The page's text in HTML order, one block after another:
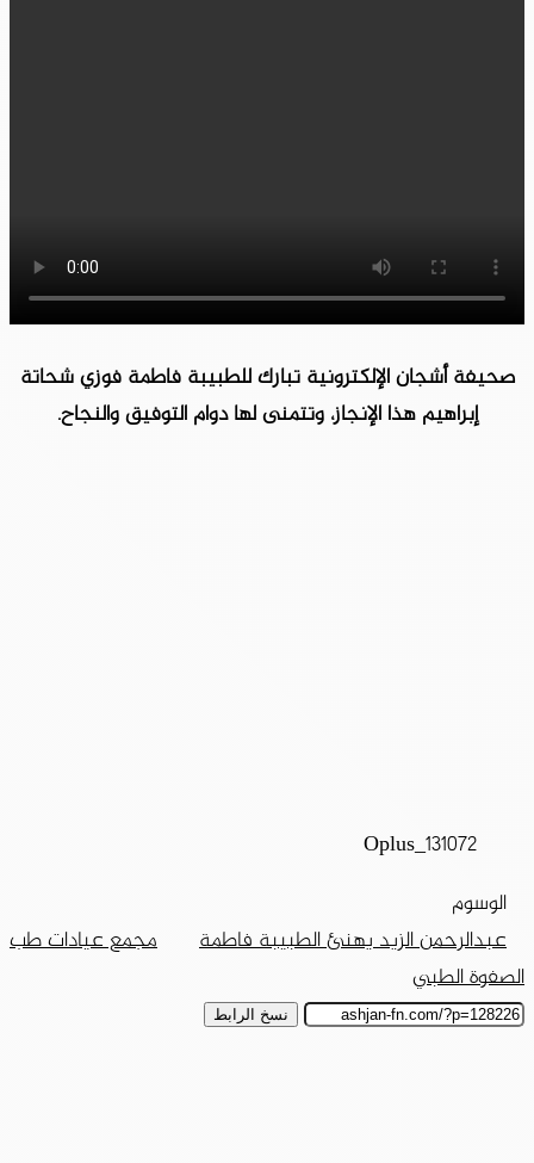
صحيفة أشجان الإلكترونية تبارك للطبيبة فاطمة فوزي شحاتة
إبراهيم هذا الإنجاز، وتتمنى لها دوام التوفيق والنجاح.
Oplus_131072
الوسوم
عبدالرحمن الزيد يهنئ الطبيبة فاطمة
مجمع عيادات طب
الصفوة الطبي
نسخ الرابط